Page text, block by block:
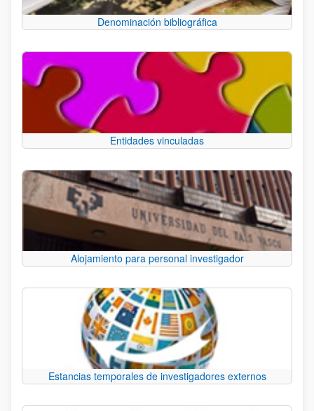
Denominación bibliográfica
Entidades vinculadas
Alojamiento para personal investigador
Estancias temporales de investigadores externos